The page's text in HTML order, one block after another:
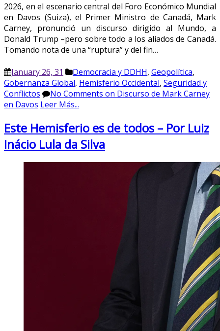
2026, en el escenario central del Foro Económico Mundial
en Davos (Suiza), el Primer Ministro de Canadá, Mark
Carney, pronunció un discurso dirigido al Mundo, a
Donald Trump –pero sobre todo a los aliados de Canadá.
Tomando nota de una “ruptura” y del fin…
January 26, 31 Democracia y DDHH, Geopolítica,
Gobernanza Global, Hemisferio Occidental, Seguridad y
Conflictos
No Comments on Discurso de Mark Carney
en Davos Leer Más...
Este Hemisferio es de todos – Por Luiz
Inácio Lula da Silva